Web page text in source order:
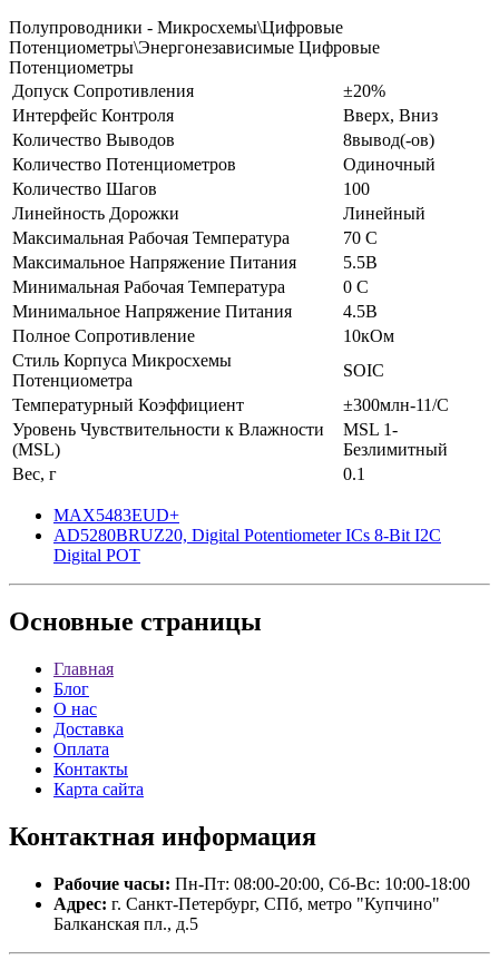
Полупроводники - Микросхемы\Цифровые
Потенциометры\Энергонезависимые Цифровые
Потенциометры
Допуск Сопротивления
±20%
Интерфейс Контроля
Вверх, Вниз
Количество Выводов
8вывод(-ов)
Количество Потенциометров
Одиночный
Количество Шагов
100
Линейность Дорожки
Линейный
Максимальная Рабочая Температура
70 C
Максимальное Напряжение Питания
5.5В
Минимальная Рабочая Температура
0 C
Минимальное Напряжение Питания
4.5В
Полное Сопротивление
10кОм
Стиль Корпуса Микросхемы
Потенциометра
SOIC
Температурный Коэффициент
±300млн-11/C
Уровень Чувствительности к Влажности
(MSL)
MSL 1-
Безлимитный
Вес, г
0.1
MAX5483EUD+
AD5280BRUZ20, Digital Potentiometer ICs 8-Bit I2C
Digital POT
Основные страницы
Главная
Блог
О нас
Доставка
Оплата
Контакты
Карта сайта
Контактная информация
Рабочие часы: Пн-Пт: 08:00-20:00, Сб-Вс: 10:00-18:00
Адрес: г. Санкт-Петербург, СПб, метро "Купчино"
Балканская пл., д.5